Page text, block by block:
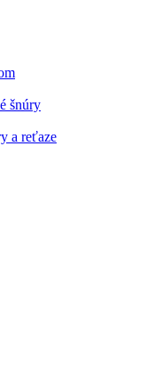
šnúry
a reťaze